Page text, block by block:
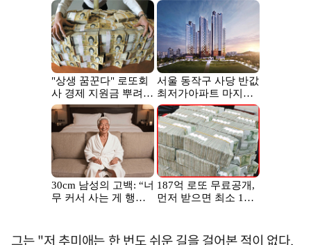
그는 "저 추미애는 한 번도 쉬운 길을 걸어본 적이 없다.